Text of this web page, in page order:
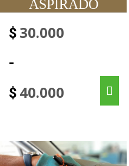
ASPIRADO
$ 30.000
-
$ 40.000